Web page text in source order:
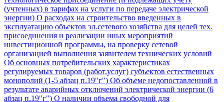
(учтенных) в тарифах на услуги по передаче электрической
энергии) О расходах на строительство введенных в
эксплуатацию объектов эл.сетевого хозяйства для целей тех.
присоединения и реализации иных мероприятий
инвестиционной программы, на проверку сетевой
организацией выполнения заявителем технических условий
Об основных потребительских характеристиках
регулируемых товаров (работ,услуг) субъектов естественных
монополий (1-5 абзац п.19"г") Об объеме недопоставленной в
результате аварийных отключений электрической энергии (6
абзац п.19"г") О наличии объема свободной для